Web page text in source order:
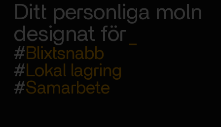
Ditt personliga moln
designat för
#Blixtsnabb
#Lokal lagring
#Samarbete